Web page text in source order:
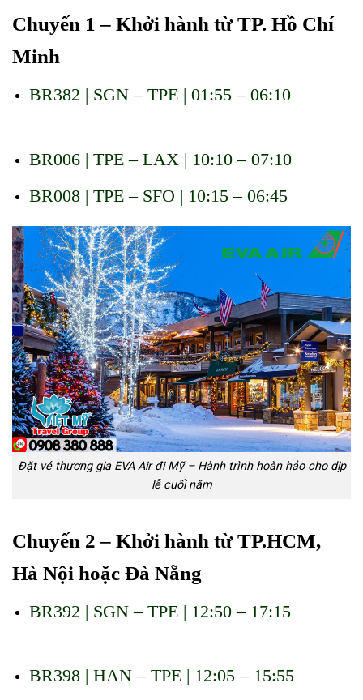
Chuyến 1 – Khởi hành từ TP. Hồ Chí
Minh
BR382 | SGN – TPE | 01:55 – 06:10
BR006 | TPE – LAX | 10:10 – 07:10
BR008 | TPE – SFO | 10:15 – 06:45
Đặt vé thương gia EVA Air đi Mỹ – Hành trình hoàn hảo cho dịp
lễ cuối năm
Chuyến 2 – Khởi hành từ TP.HCM,
Hà Nội hoặc Đà Nẵng
BR392 | SGN – TPE | 12:50 – 17:15
BR398 | HAN – TPE | 12:05 – 15:55